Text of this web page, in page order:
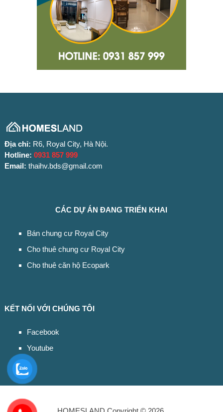
Địa chỉ: R6, Royal City, Hà Nội.
Hotline: 0931 857 999
Email: thaihv.bds@gmail.com
CÁC DỰ ÁN ĐANG TRIỂN KHAI
Bán chung cư Royal City
Cho thuê chung cư Royal City
Cho thuê căn hộ Ecopark
KẾT NỐI VỚI CHÚNG TÔI
Facebook
Youtube